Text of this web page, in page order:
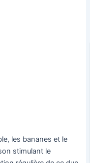
les bananes et le
stimulant le